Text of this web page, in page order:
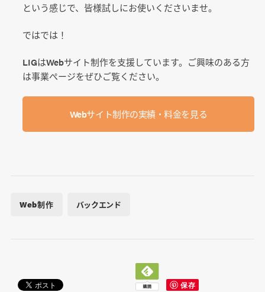
という感じで、皆様試しにお使いくださいませ。
ではでは！
LIGはWebサイト制作を支援しています。ご興味のある方
は事業ぺージをぜひご覧ください。
Webサイト制作の実績・料金を見る
Web制作 バックエンド